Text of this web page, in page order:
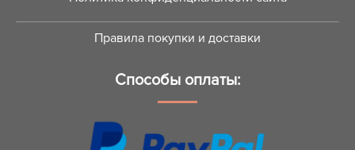
Правила покупки и доставки
Способы оплаты: